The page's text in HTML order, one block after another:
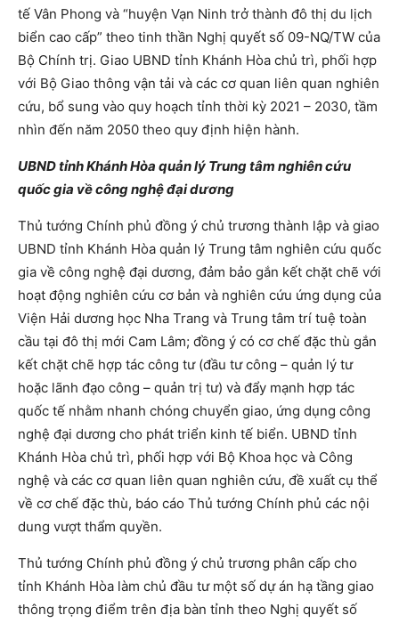
tế Vân Phong và “huyện Vạn Ninh trở thành đô thị du lịch
biển cao cấp” theo tinh thần Nghị quyết số 09-NQ/TW của
Bộ Chính trị. Giao UBND tỉnh Khánh Hòa chủ trì, phối hợp
với Bộ Giao thông vận tải và các cơ quan liên quan nghiên
cứu, bổ sung vào quy hoạch tỉnh thời kỳ 2021 – 2030, tầm
nhìn đến năm 2050 theo quy định hiện hành.
UBND tỉnh Khánh Hòa quản lý Trung tâm nghiên cứu
quốc gia về công nghệ đại dương
Thủ tướng Chính phủ đồng ý chủ trương thành lập và giao
UBND tỉnh Khánh Hòa quản lý Trung tâm nghiên cứu quốc
gia về công nghệ đại dương, đảm bảo gắn kết chặt chẽ với
hoạt động nghiên cứu cơ bản và nghiên cứu ứng dụng của
Viện Hải dương học Nha Trang và Trung tâm trí tuệ toàn
cầu tại đô thị mới Cam Lâm; đồng ý có cơ chế đặc thù gắn
kết chặt chẽ hợp tác công tư (đầu tư công – quản lý tư
hoặc lãnh đạo công – quản trị tư) và đẩy mạnh hợp tác
quốc tế nhằm nhanh chóng chuyển giao, ứng dụng công
nghệ đại dương cho phát triển kinh tế biển. UBND tỉnh
Khánh Hòa chủ trì, phối hợp với Bộ Khoa học và Công
nghệ và các cơ quan liên quan nghiên cứu, đề xuất cụ thể
về cơ chế đặc thù, báo cáo Thủ tướng Chính phủ các nội
dung vượt thẩm quyền.
Thủ tướng Chính phủ đồng ý chủ trương phân cấp cho
tỉnh Khánh Hòa làm chủ đầu tư một số dự án hạ tầng giao
thông trọng điểm trên địa bàn tỉnh theo Nghị quyết số